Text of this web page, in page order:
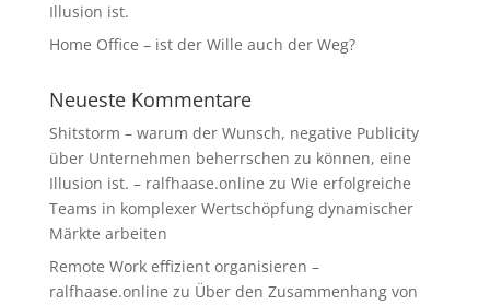
Illusion ist.
Home Office – ist der Wille auch der Weg?
Neueste Kommentare
Shitstorm – warum der Wunsch, negative Publicity
über Unternehmen beherrschen zu können, eine
Illusion ist. – ralfhaase.online zu Wie erfolgreiche
Teams in komplexer Wertschöpfung dynamischer
Märkte arbeiten
Remote Work effizient organisieren –
ralfhaase.online zu Über den Zusammenhang von